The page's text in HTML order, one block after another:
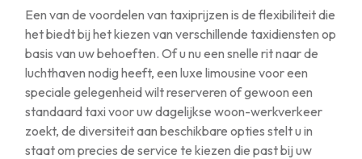
Een van de voordelen van taxiprijzen is de flexibiliteit die
het biedt bij het kiezen van verschillende taxidiensten op
basis van uw behoeften. Of u nu een snelle rit naar de
luchthaven nodig heeft, een luxe limousine voor een
speciale gelegenheid wilt reserveren of gewoon een
standaard taxi voor uw dagelijkse woon-werkverkeer
zoekt, de diversiteit aan beschikbare opties stelt u in
staat om precies de service te kiezen die past bij uw